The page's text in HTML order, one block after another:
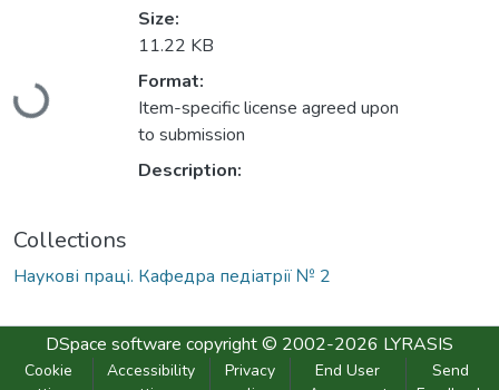
Loading...
Size:
11.22 KB
Format:
Item-specific license agreed upon
to submission
Description:
Collections
Наукові праці. Кафедра педіатрії № 2
DSpace software copyright © 2002-2026 LYRASIS
Cookie
Accessibility
Privacy
End User
Send